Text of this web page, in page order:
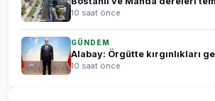
10 saat önce
GÜNDEM
Alabay: Örgütte kırgınlıkları
10 saat önce